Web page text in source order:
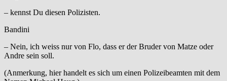
– kennst Du diesen Polizisten.
Bandini
– Nein, ich weiss nur von Flo, dass er der Bruder von Matze oder
Andre sein soll.
(Anmerkung, hier handelt es sich um einen Polizeibeamten mit dem